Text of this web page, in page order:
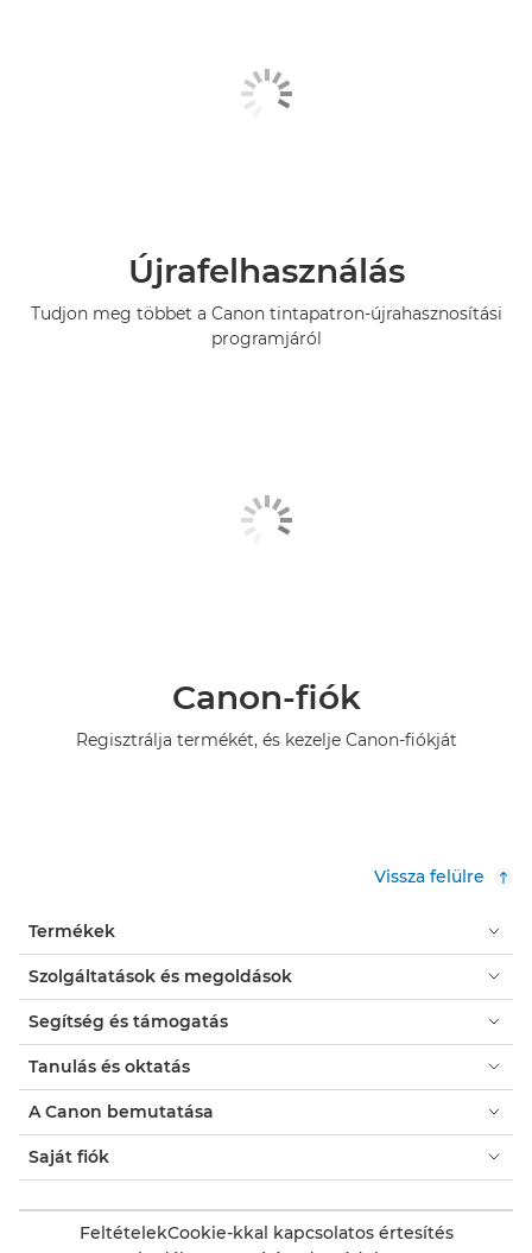
Újrafelhasználás
Tudjon meg többet a Canon tintapatron-újrahasznosítási
programjáról
Canon-fiók
Regisztrálja termékét, és kezelje Canon-fiókját
Vissza felülre
Termékek
Szolgáltatások és megoldások
Segítség és támogatás
Tanulás és oktatás
A Canon bemutatása
Saját fiók
FeltételekCookie-kkal kapcsolatos értesítés